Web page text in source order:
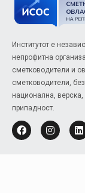
Институтот е
непрофитна
сметководители и
сметководители,
национална, верска,
припадност.